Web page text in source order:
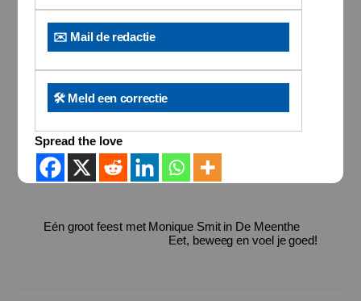
✉️ Mail de redactie
🛠️ Meld een correctie
Spread the love
Eén groot feest met Monique Smit in De Meenthe
Eet, beweeg en voel je goed!